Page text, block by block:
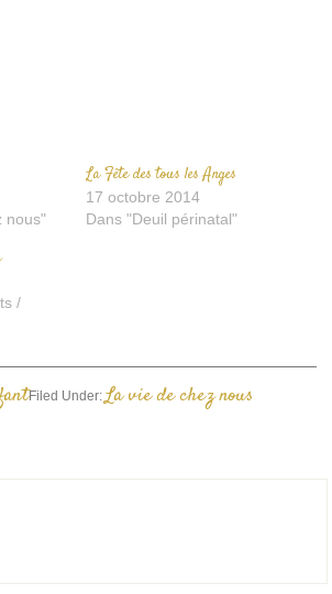
nous"
La Fête des tous les Anges
17 octobre 2014
Dans "Deuil périnatal"
/
Filed Under:La vie de chez nous